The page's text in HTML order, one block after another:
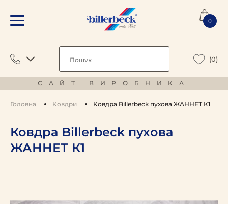
0
(0)
САЙТ ВИРОБНИКА
Головна Ковдри Ковдра Billerbeck пухова ЖАННЕТ К1
Ковдра Billerbeck пухова
ЖАННЕТ К1